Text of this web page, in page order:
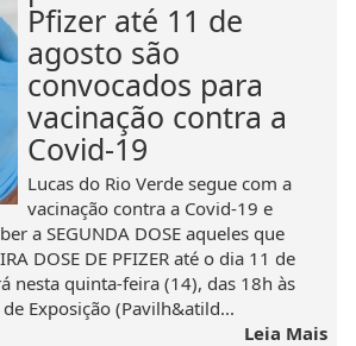
Pfizer até 11 de
agosto são
convocados para
vacinação contra a
Covid-19
Lucas do Rio Verde segue com a
vacinação contra a Covid-19 e
a SEGUNDA DOSE aqueles que
DOSE DE PFIZER até o dia 11 de
nesta quinta-feira (14), das 18h às
Exposição (Pavilh&atild...
Leia Mais